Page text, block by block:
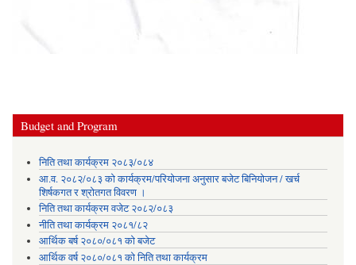
Budget and Program
निति तथा कार्यक्रम २०८३/०८४
आ.व. २०८२/०८३ को कार्यक्रम/परियोजना अनुसार बजेट बिनियोजन / खर्च
शिर्षकगत र श्रोतगत विवरण ।
निति तथा कार्यक्रम वजेट २०८२/०८३
नीति तथा कार्यक्रम २०८१/८२
आर्थिक बर्ष २०८०/०८१ को बजेट
आर्थिक वर्ष २०८०/०८१ को निति तथा कार्यक्रम